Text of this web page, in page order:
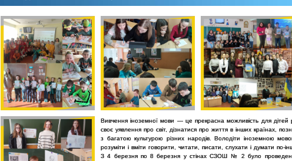
Вивчення іноземної мови — це прекрасна можливість для дітей
своє уявлення про світ, дізнатися про життя в інших країнах,
з багатою культурою різних народів. Володіти іноземною
розуміти і вміти говорити, читати, писати, слухати і думати по-
З 4 березня по 8 березня у стінах СЗОШ № 2 було